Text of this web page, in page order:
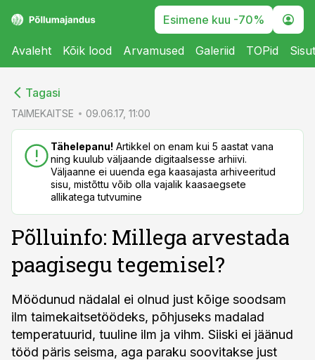
Esimene kuu -70%
Avaleht Kõik lood Arvamused Galeriid TOPid
Tagasi
TAIMEKAITSE 09.06.17, 11:00
Tähelepanu! Artikkel on enam kui 5 aastat vana
ning kuulub väljaande digitaalsesse arhiivi.
Väljaanne ei uuenda ega kaasajasta arhiveeritud
sisu, mistõttu võib olla vajalik kaasaegsete
allikatega tutvumine
Põlluinfo: Millega arvestada
paagisegu tegemisel?
Möödunud nädalal ei olnud just kõige soodsam
ilm taimekaitsetöödeks, põhjuseks madalad
temperatuurid, tuuline ilm ja vihm. Siiski ei jäänud
tööd päris seisma, aga paraku soovitakse just